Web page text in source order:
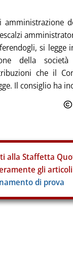
si
della
che il
Il consiglio ha
alla Staffetta
gli
di prova